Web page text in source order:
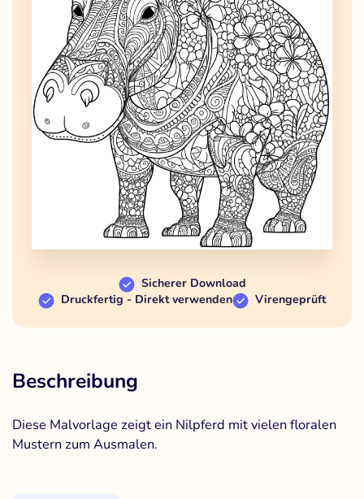
Sicherer Download
Druckfertig - Direkt verwenden
Virengeprüft
Beschreibung
Diese Malvorlage zeigt ein Nilpferd mit vielen floralen
Mustern zum Ausmalen.